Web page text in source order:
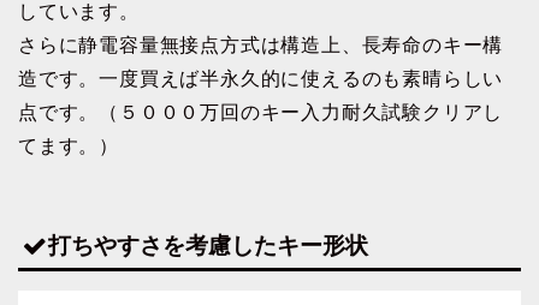
しています。
さらに静電容量無接点方式は構造上、長寿命のキー構
造です。一度買えば半永久的に使えるのも素晴らしい
点です。（５０００万回のキー入力耐久試験クリアし
てます。）
打ちやすさを考慮したキー形状